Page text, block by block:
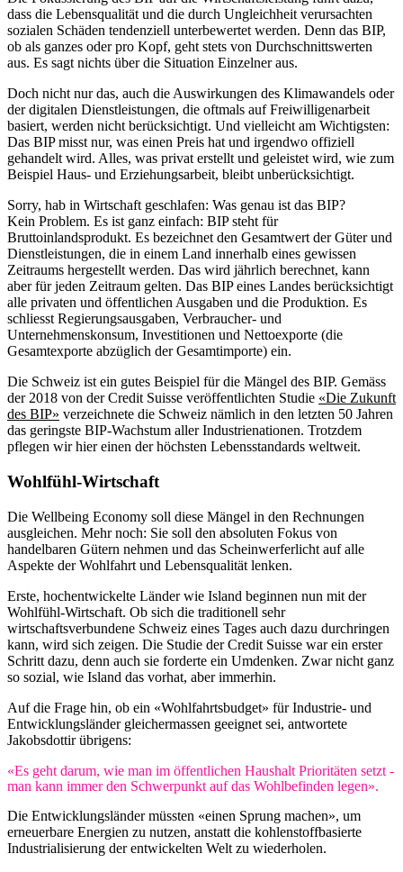
dass die Lebensqualität und die durch Ungleichheit verursachten
sozialen Schäden tendenziell unterbewertet werden. Denn das BIP,
ob als ganzes oder pro Kopf, geht stets von Durchschnittswerten
aus. Es sagt nichts über die Situation Einzelner aus.
Doch nicht nur das, auch die Auswirkungen des Klimawandels oder
der digitalen Dienstleistungen, die oftmals auf Freiwilligenarbeit
basiert, werden nicht berücksichtigt. Und vielleicht am Wichtigsten:
Das BIP misst nur, was einen Preis hat und irgendwo offiziell
gehandelt wird. Alles, was privat erstellt und geleistet wird, wie zum
Beispiel Haus- und Erziehungsarbeit, bleibt unberücksichtigt.
Sorry, hab in Wirtschaft geschlafen: Was genau ist das BIP?
Kein Problem. Es ist ganz einfach: BIP steht für
Bruttoinlandsprodukt. Es bezeichnet den Gesamtwert der Güter und
Dienstleistungen, die in einem Land innerhalb eines gewissen
Zeitraums hergestellt werden. Das wird jährlich berechnet, kann
aber für jeden Zeitraum gelten. Das BIP eines Landes berücksichtigt
alle privaten und öffentlichen Ausgaben und die Produktion. Es
schliesst Regierungsausgaben, Verbraucher- und
Unternehmenskonsum, Investitionen und Nettoexporte (die
Gesamtexporte abzüglich der Gesamtimporte) ein.
Die Schweiz ist ein gutes Beispiel für die Mängel des BIP. Gemäss
der 2018 von der Credit Suisse veröffentlichten Studie «Die Zukunft
des BIP» verzeichnete die Schweiz nämlich in den letzten 50 Jahren
das geringste BIP-Wachstum aller Industrienationen. Trotzdem
pflegen wir hier einen der höchsten Lebensstandards weltweit.
Wohlfühl-Wirtschaft
Die Wellbeing Economy soll diese Mängel in den Rechnungen
ausgleichen. Mehr noch: Sie soll den absoluten Fokus von
handelbaren Gütern nehmen und das Scheinwerferlicht auf alle
Aspekte der Wohlfahrt und Lebensqualität lenken.
Erste, hochentwickelte Länder wie Island beginnen nun mit der
Wohlfühl-Wirtschaft. Ob sich die traditionell sehr
wirtschaftsverbundene Schweiz eines Tages auch dazu durchringen
kann, wird sich zeigen. Die Studie der Credit Suisse war ein erster
Schritt dazu, denn auch sie forderte ein Umdenken. Zwar nicht ganz
so sozial, wie Island das vorhat, aber immerhin.
Auf die Frage hin, ob ein «Wohlfahrtsbudget» für Industrie- und
Entwicklungsländer gleichermassen geeignet sei, antwortete
Jakobsdottir übrigens:
«Es geht darum, wie man im öffentlichen Haushalt Prioritäten setzt -
man kann immer den Schwerpunkt auf das Wohlbefinden legen».
Die Entwicklungsländer müssten «einen Sprung machen», um
erneuerbare Energien zu nutzen, anstatt die kohlenstoffbasierte
Industrialisierung der entwickelten Welt zu wiederholen.